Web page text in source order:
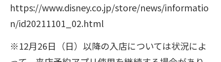
https://www.disney.co.jp/store/news/informatio
n/id20211101_02.html
※12月26日（日）以降の入店については状況によ